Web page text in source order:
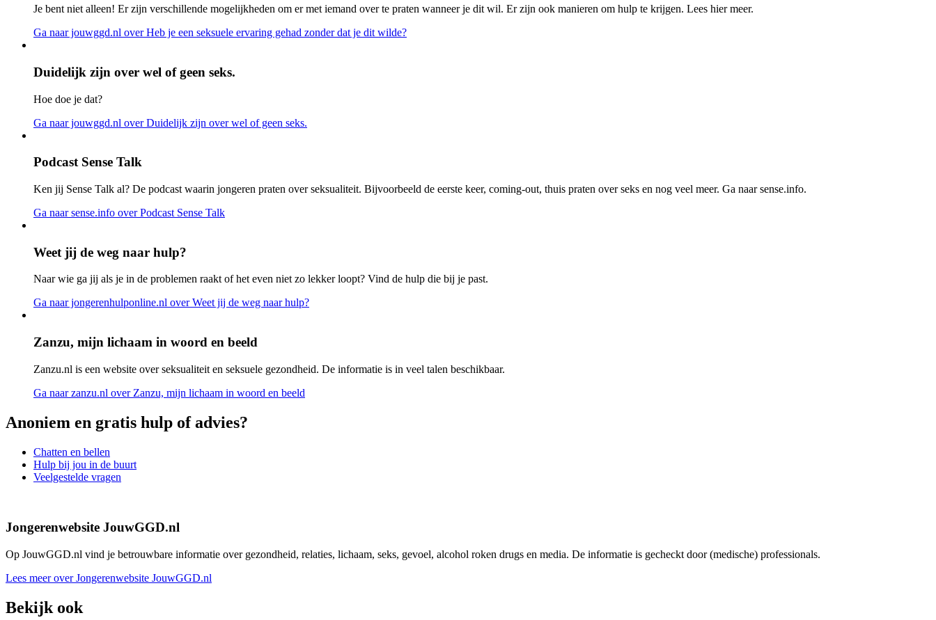
Je bent niet alleen! Er zijn verschillende mogelijkheden om er met iemand over te praten wanneer je dit wil. Er zijn ook manieren om hulp te krijgen. Lees hier meer.
Ga naar jouwggd.nl over Heb je een seksuele ervaring gehad zonder dat je dit wilde?
Duidelijk zijn over wel of geen seks.
Hoe doe je dat?
Ga naar jouwggd.nl over Duidelijk zijn over wel of geen seks.
Podcast Sense Talk
Ken jij Sense Talk al? De podcast waarin jongeren praten over seksualiteit. Bijvoorbeeld de eerste keer, coming-out, thuis praten over seks en nog veel meer. Ga naar sense.info.
Ga naar sense.info over Podcast Sense Talk
Weet jij de weg naar hulp?
Naar wie ga jij als je in de problemen raakt of het even niet zo lekker loopt? Vind de hulp die bij je past.
Ga naar jongerenhulponline.nl over Weet jij de weg naar hulp?
Zanzu, mijn lichaam in woord en beeld
Zanzu.nl is een website over seksualiteit en seksuele gezondheid. De informatie is in veel talen beschikbaar.
Ga naar zanzu.nl over Zanzu, mijn lichaam in woord en beeld
Anoniem en gratis hulp of advies?
Chatten en bellen
Hulp bij jou in de buurt
Veelgestelde vragen
Jongerenwebsite JouwGGD.nl
Op JouwGGD.nl vind je betrouwbare informatie over gezondheid, relaties, lichaam, seks, gevoel, alcohol roken drugs en media. De informatie is gecheckt door (medische) professionals.
Lees meer over Jongerenwebsite JouwGGD.nl
Bekijk ook